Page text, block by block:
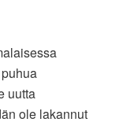
uutta
ole lakannut